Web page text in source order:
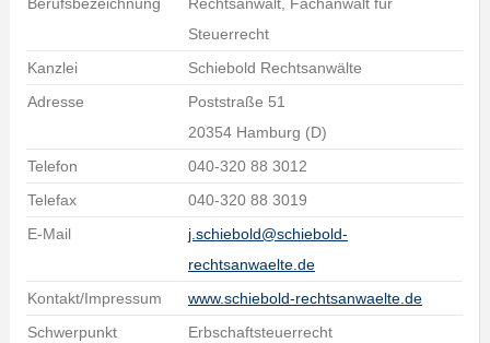
Steuerrecht
Kanzlei
Schiebold Rechtsanwälte
Adresse
Poststraße 51
20354 Hamburg (D)
Telefon
040-320 88 3012
Telefax
040-320 88 3019
E-Mail
j.schiebold@schiebold-
rechtsanwaelte.de
Kontakt/Impressum
www.schiebold-rechtsanwaelte.de
Schwerpunkt
Erbschaftsteuerrecht